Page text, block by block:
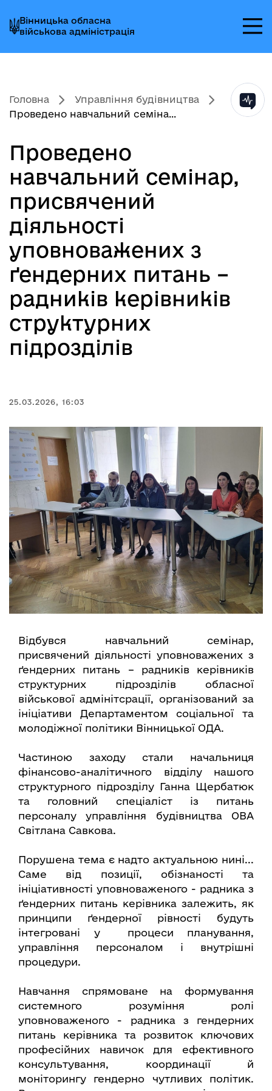
до
головного
меню
до
головного
вмісту
до
головного
колонтитула
Вінницька обласна
військова адміністрація
Головна
Управління будівництва
Проведено навчальний семіна...
Проведено
навчальний семінар,
присвячений
діяльності
уповноважених з
ґендерних питань –
радників керівників
структурних
підрозділів
25.03.2026, 16:03
Відбувся навчальний семінар,
присвячений діяльності уповноважених з
ґендерних питань – радників керівників
структурних підрозділів обласної
військової адмінітсрації, організований за
ініціативи Департаментом соціальної та
молодіжної політики Вінницької ОДА.
Частиною заходу стали начальниця
фінансово-аналітичного відділу нашого
структурного підрозділу Ганна Щербатюк
та головний спеціаліст із питань
персоналу управління будівництва ОВА
Світлана Савкова.
Порушена тема є надто актуальною нині...
Саме від позиції, обізнаності та
ініціативності уповноваженого - радника з
ґендерних питань керівника залежить, як
принципи ґендерної рівності будуть
інтегровані у процеси планування,
управління персоналом і внутрішні
процедури.
Навчання спрямоване на формування
системного розуміння ролі
уповноваженого - радника з гендерних
питань керівника та розвиток ключових
професійних навичок для ефективного
консультування, координації й
моніторингу гендерно чутливих політик.